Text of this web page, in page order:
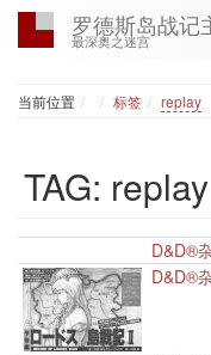
罗德斯岛战记
最深奥之迷宫
当前位置 Home
标签 replay
TAG: replay
D&D®
D&D®